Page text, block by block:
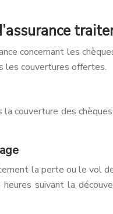
concernant les
les couvertures offertes.
des
la perte ou le vol
suivant la